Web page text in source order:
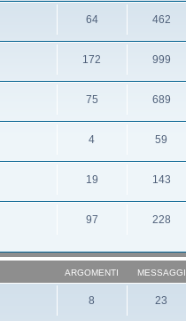
64 462
172 999
75 689
4 59
19 143
97 228
ARGOMENTI MESSAGGI
8 23